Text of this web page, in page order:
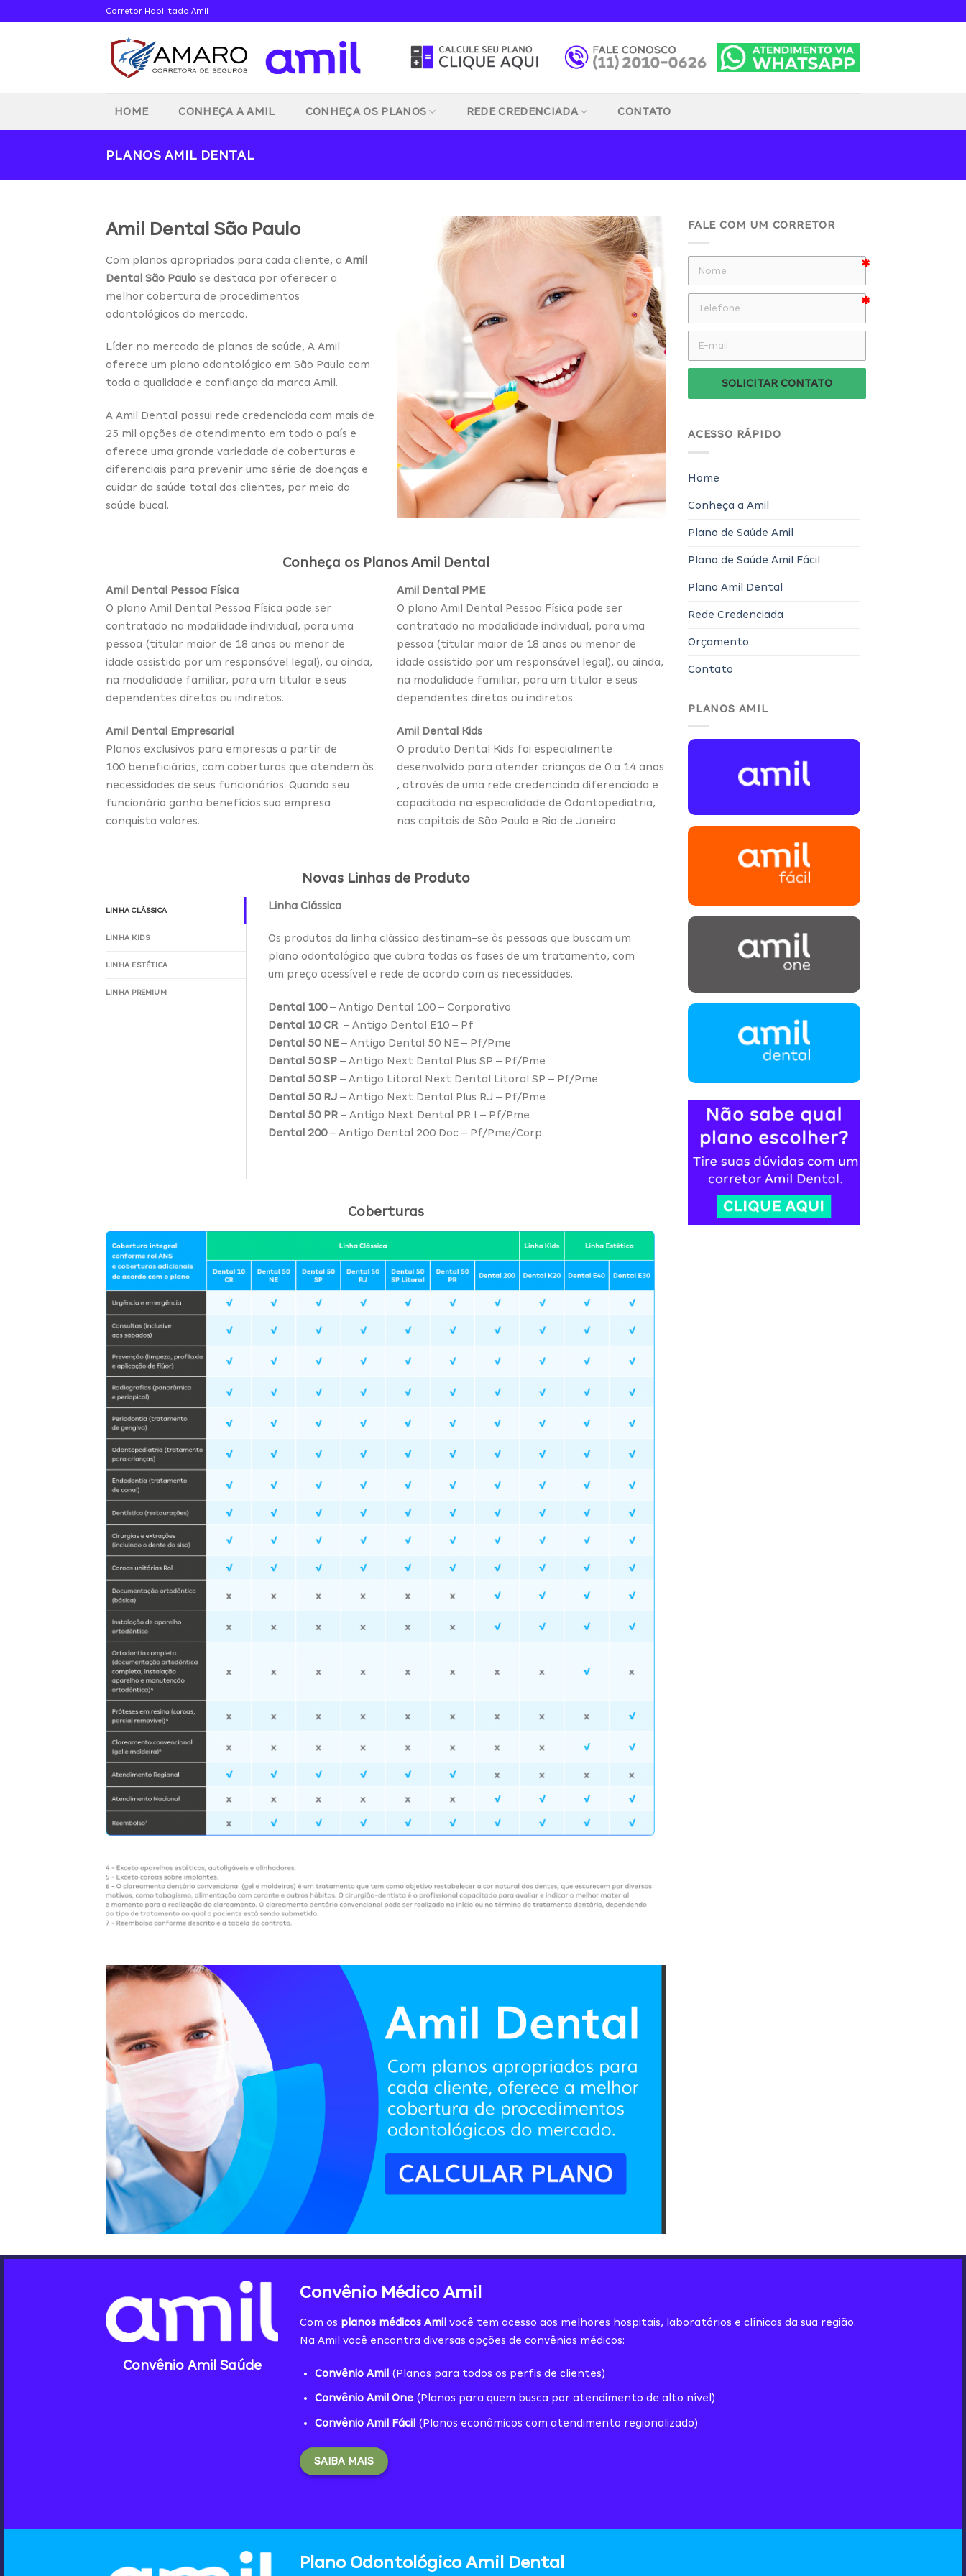
Corretor Habilitado Amil
HOME CONHEÇA A AMIL CONHEÇA OS PLANOS REDE CREDENCIADA CONTATO
PLANOS AMIL DENTAL
Amil Dental São Paulo
Com planos apropriados para cada cliente, a Amil
Dental São Paulo se destaca por oferecer a
melhor cobertura de procedimentos
odontológicos do mercado.
Líder no mercado de planos de saúde, A Amil
oferece um plano odontológico em São Paulo com
toda a qualidade e confiança da marca Amil.
A Amil Dental possui rede credenciada com mais de
25 mil opções de atendimento em todo o país e
oferece uma grande variedade de coberturas e
diferenciais para prevenir uma série de doenças e
cuidar da saúde total dos clientes, por meio da
saúde bucal.
Conheça os Planos Amil Dental
Amil Dental Pessoa Física
O plano Amil Dental Pessoa Física pode ser
contratado na modalidade individual, para uma
pessoa (titular maior de 18 anos ou menor de
idade assistido por um responsável legal), ou ainda,
na modalidade familiar, para um titular e seus
dependentes diretos ou indiretos.
Amil Dental Empresarial
Planos exclusivos para empresas a partir de
100 beneficiários, com coberturas que atendem às
necessidades de seus funcionários. Quando seu
funcionário ganha benefícios sua empresa
conquista valores.
Amil Dental PME
O plano Amil Dental Pessoa Física pode ser
contratado na modalidade individual, para uma
pessoa (titular maior de 18 anos ou menor de
idade assistido por um responsável legal), ou ainda,
na modalidade familiar, para um titular e seus
dependentes diretos ou indiretos.
Amil Dental Kids
O produto Dental Kids foi especialmente
desenvolvido para atender crianças de 0 a 14 anos
, através de uma rede credenciada diferenciada e
capacitada na especialidade de Odontopediatria,
nas capitais de São Paulo e Rio de Janeiro.
Novas Linhas de Produto
LINHA CLÁSSICA
LINHA KIDS
LINHA ESTÉTICA
LINHA PREMIUM
Linha Clássica
Os produtos da linha clássica destinam-se às pessoas que buscam um
plano odontológico que cubra todas as fases de um tratamento, com
um preço acessível e rede de acordo com as necessidades.
Dental 100– Antigo Dental 100 – Corporativo
Dental 10 CR – Antigo Dental E10 – Pf
Dental 50 NE– Antigo Dental 50 NE – Pf/Pme
Dental 50 SP – Antigo Next Dental Plus SP – Pf/Pme
Dental 50 SP – Antigo Litoral Next Dental Litoral SP – Pf/Pme
Dental 50 RJ – Antigo Next Dental Plus RJ – Pf/Pme
Dental 50 PR – Antigo Next Dental PR I – Pf/Pme
Dental 200– Antigo Dental 200 Doc – Pf/Pme/Corp.
Coberturas
FALE COM UM CORRETOR
SOLICITAR CONTATO
ACESSO RÁPIDO
Home
Conheça a Amil
Plano de Saúde Amil
Plano de Saúde Amil Fácil
Plano Amil Dental
Rede Credenciada
Orçamento
Contato
PLANOS AMIL
Convênio Amil Saúde
Convênio Médico Amil
Com os planos médicos Amil você tem acesso aos melhores hospitais, laboratórios e clínicas da sua região.
Na Amil você encontra diversas opções de convênios médicos:
Convênio Amil (Planos para todos os perfis de clientes)
Convênio Amil One(Planos para quem busca por atendimento de alto nível)
Convênio Amil Fácil (Planos econômicos com atendimento regionalizado)
SAIBA MAIS
Plano Odontológico Amil Dental